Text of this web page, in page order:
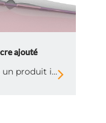
ajouté
un produit i...